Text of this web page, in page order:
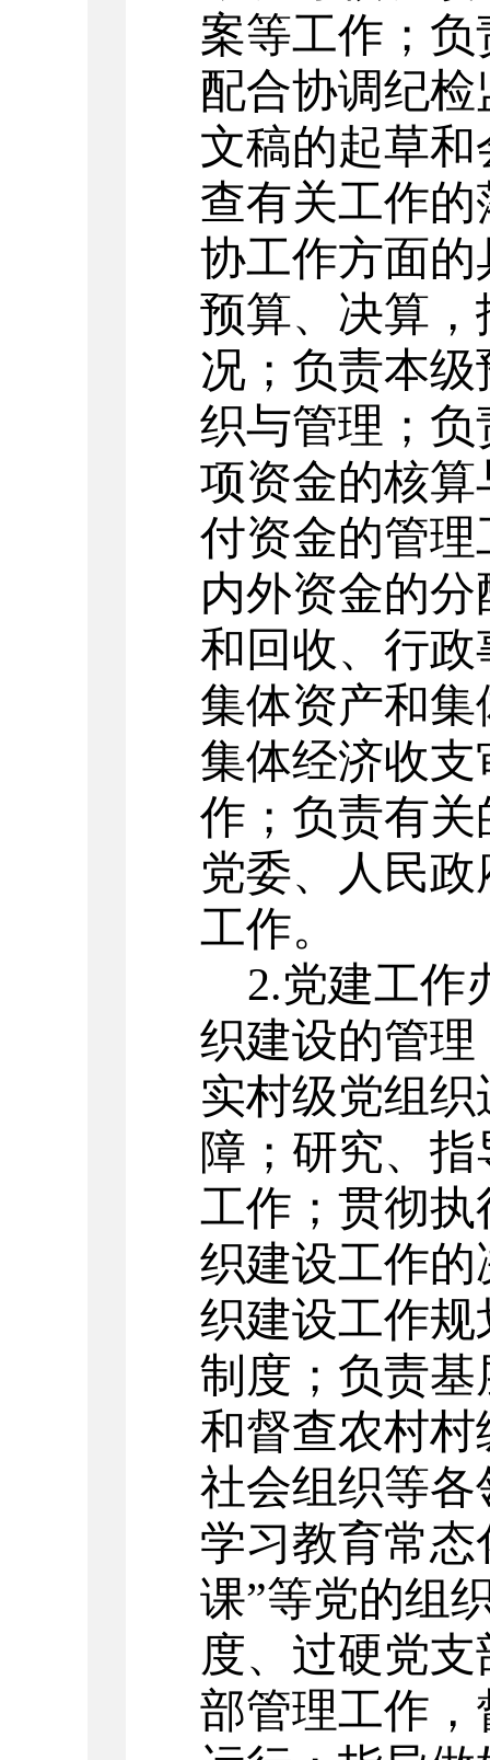
案等工作；
配合协调纪
文稿的起草
查有关工作
协工作方面
预算、决算
况；负责本
织与管理；
项资金的核
付资金的管
内外资金的
和回收、行
集体资产和
集体经济收
作；负责有
党委、人民
工作。
2.党建工作
织建设的管
实村级党组
障；研究、
工作；贯彻
织建设工作
织建设工作
制度；负责
和督查农村
社会组织等
学习教育常
课”等党的组
度、过硬党
部管理工作